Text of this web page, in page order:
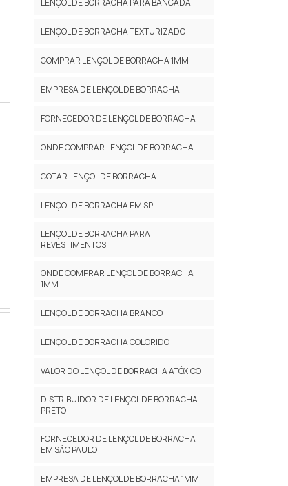
LENÇOL DE BORRACHA TEXTURIZADO
COMPRAR LENÇOL DE BORRACHA 1MM
EMPRESA DE LENÇOL DE BORRACHA
FORNECEDOR DE LENÇOL DE BORRACHA
ONDE COMPRAR LENÇOL DE BORRACHA
COTAR LENÇOL DE BORRACHA
LENÇOL DE BORRACHA EM SP
LENÇOL DE BORRACHA PARA
REVESTIMENTOS
ONDE COMPRAR LENÇOL DE BORRACHA
1MM
LENÇOL DE BORRACHA BRANCO
LENÇOL DE BORRACHA COLORIDO
VALOR DO LENÇOL DE BORRACHA ATÓXICO
DISTRIBUIDOR DE LENÇOL DE BORRACHA
PRETO
FORNECEDOR DE LENÇOL DE BORRACHA
EM SÃO PAULO
EMPRESA DE LENÇOL DE BORRACHA 1MM